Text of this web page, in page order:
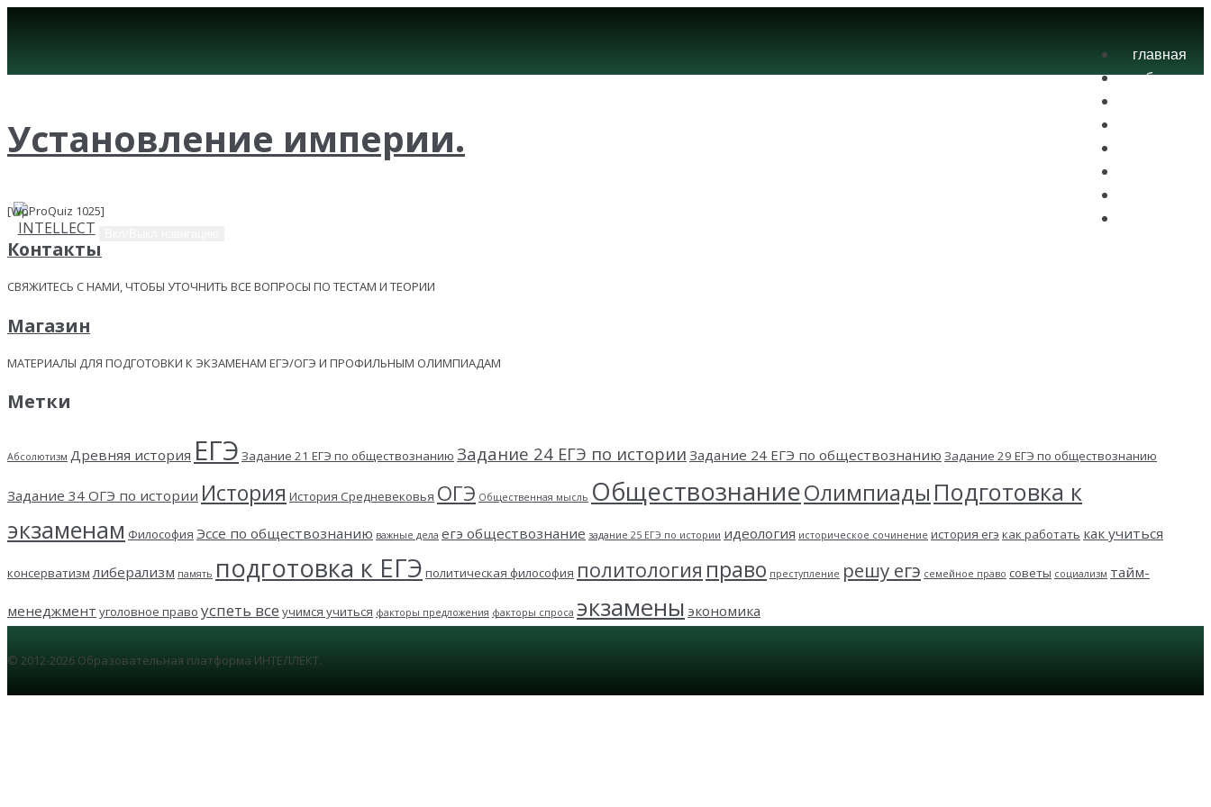
главная
блог
Установление империи.
[WpProQuiz 1025]
Контакты
СВЯЖИТЕСЬ С НАМИ, ЧТОБЫ УТОЧНИТЬ ВСЕ ВОПРОСЫ ПО ТЕСТАМ И ТЕОРИИ
Магазин
МАТЕРИАЛЫ ДЛЯ ПОДГОТОВКИ К ЭКЗАМЕНАМ ЕГЭ/ОГЭ И ПРОФИЛЬНЫМ ОЛИМПИАДАМ
Метки
Абсолютизм Древняя история ЕГЭ Задание 21 ЕГЭ по обществознанию Задание 24 ЕГЭ по истории Задание 24 ЕГЭ по обществознанию Задание 29 ЕГЭ по обществознанию
Задание 34 ОГЭ по истории История История Средневековья ОГЭ Общественная мысль ОбществознаниеОлимпиады Подготовка к
экзаменам Философия Эссе по обществознанию важные дела егэ обществознание задание 25 ЕГЭ по истории идеология историческое сочинение история егэ как работать как учиться
консерватизм либерализм память подготовка к ЕГЭ политическая философия политология право преступление решу егэ семейное право советы социализм тайм-
менеджмент уголовное право успеть все учимся учиться факторы предложения факторы спроса экзамены экономика
© 2012-2026 Образовательная платформа ИНТЕЛЛЕКТ.